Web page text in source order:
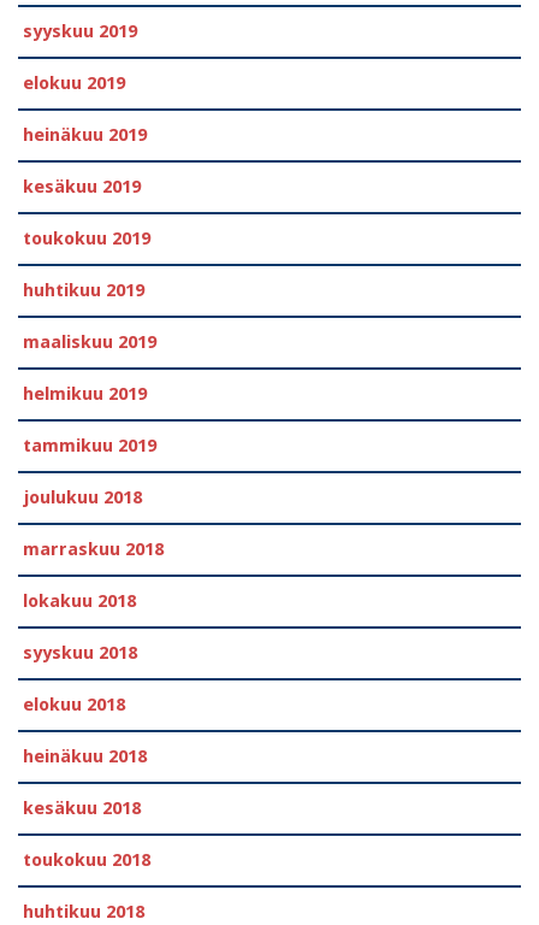
syyskuu 2019
elokuu 2019
heinäkuu 2019
kesäkuu 2019
toukokuu 2019
huhtikuu 2019
maaliskuu 2019
helmikuu 2019
tammikuu 2019
joulukuu 2018
marraskuu 2018
lokakuu 2018
syyskuu 2018
elokuu 2018
heinäkuu 2018
kesäkuu 2018
toukokuu 2018
huhtikuu 2018